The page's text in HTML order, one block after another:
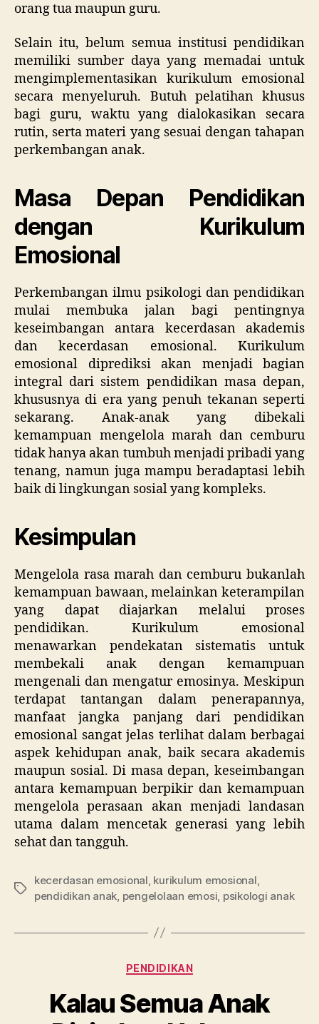
orang tua maupun guru.
Selain itu, belum semua institusi pendidikan
memiliki sumber daya yang memadai untuk
mengimplementasikan kurikulum emosional
secara menyeluruh. Butuh pelatihan khusus
bagi guru, waktu yang dialokasikan secara
rutin, serta materi yang sesuai dengan tahapan
perkembangan anak.
Masa Depan Pendidikan
dengan Kurikulum
Emosional
Perkembangan ilmu psikologi dan pendidikan
mulai membuka jalan bagi pentingnya
keseimbangan antara kecerdasan akademis
dan kecerdasan emosional. Kurikulum
emosional diprediksi akan menjadi bagian
integral dari sistem pendidikan masa depan,
khususnya di era yang penuh tekanan seperti
sekarang. Anak-anak yang dibekali
kemampuan mengelola marah dan cemburu
tidak hanya akan tumbuh menjadi pribadi yang
tenang, namun juga mampu beradaptasi lebih
baik di lingkungan sosial yang kompleks.
Kesimpulan
Mengelola rasa marah dan cemburu bukanlah
kemampuan bawaan, melainkan keterampilan
yang dapat diajarkan melalui proses
pendidikan. Kurikulum emosional
menawarkan pendekatan sistematis untuk
membekali anak dengan kemampuan
mengenali dan mengatur emosinya. Meskipun
terdapat tantangan dalam penerapannya,
manfaat jangka panjang dari pendidikan
emosional sangat jelas terlihat dalam berbagai
aspek kehidupan anak, baik secara akademis
maupun sosial. Di masa depan, keseimbangan
antara kemampuan berpikir dan kemampuan
mengelola perasaan akan menjadi landasan
utama dalam mencetak generasi yang lebih
sehat dan tangguh.
Tags
kecerdasan emosional kurikulum emosional
pendidikan anak pengelolaan emosi psikologi anak
Categories
PENDIDIKAN
Kalau Semua Anak